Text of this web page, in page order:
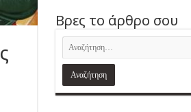
Βρες το άρθρο σου